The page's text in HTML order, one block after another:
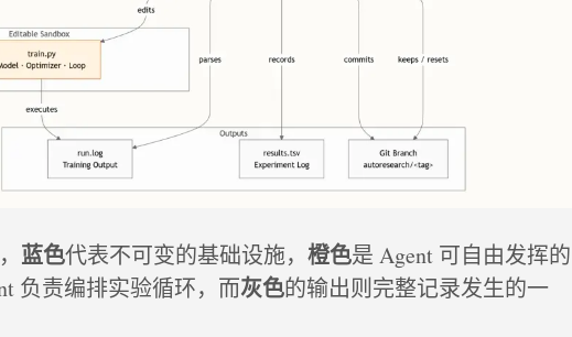
蓝色代表不可变的基础设施， 橙色是 Agent 可自由发挥的
负责编排实验循环，而灰色的输出则完整记录发生的一